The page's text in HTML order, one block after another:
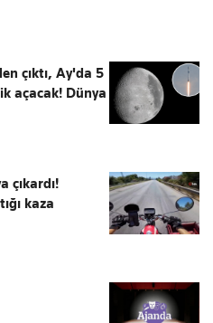
çıktı, Ay'da 5
açacak! Dünya
çıkardı!
kaza